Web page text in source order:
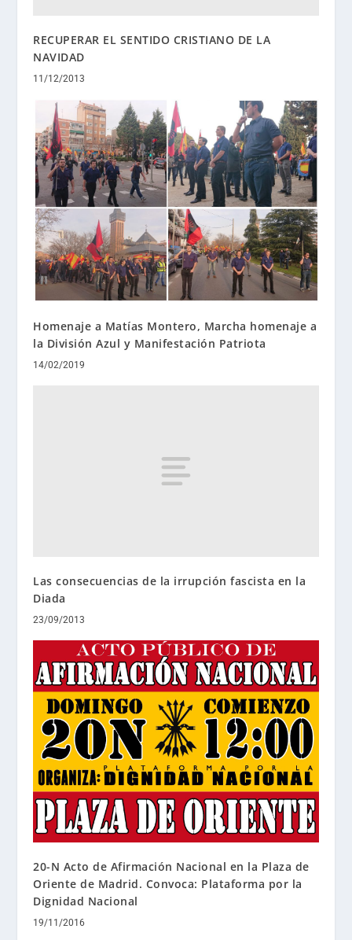
RECUPERAR EL SENTIDO CRISTIANO DE LA
NAVIDAD
11/12/2013
Homenaje a Matías Montero, Marcha homenaje a
la División Azul y Manifestación Patriota
14/02/2019
Las consecuencias de la irrupción fascista en la
Diada
23/09/2013
20-N Acto de Afirmación Nacional en la Plaza de
Oriente de Madrid. Convoca: Plataforma por la
Dignidad Nacional
19/11/2016